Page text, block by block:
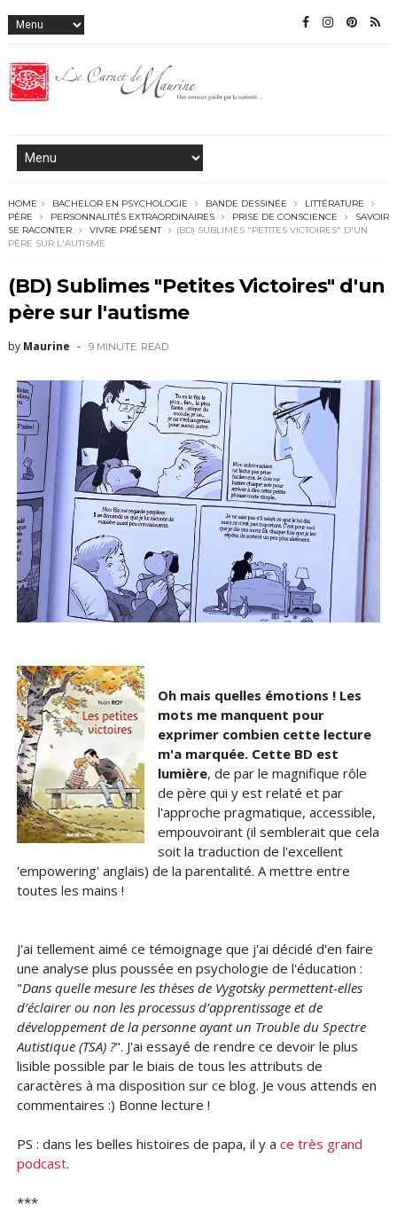
HOME BACHELOR EN PSYCHOLOGIE BANDE DESSINÉE
LITTÉRATURE
PÈRE
PERSONNALITÉS EXTRAORDINAIRES PRISE DE CONSCIENCE
SAVOIR
SE RACONTER
VIVRE PRÉSENT
(BD) SUBLIMES "PETITES VICTOIRES" D'UN
PÈRE SUR L'AUTISME
(BD) Sublimes "Petites Victoires" d'un
père sur l'autisme
by Maurine 9 MINUTE READ
Oh mais quelles émotions ! Les
mots me manquent pour
exprimer combien cette lecture
m'a marquée. Cette BD est
lumière, de par le magnifique rôle
de père qui y est relaté et par
l'approche pragmatique, accessible,
empouvoirant (il semblerait que cela
soit la traduction de l'excellent
'empowering' anglais) de la parentalité. A mettre entre
toutes les mains !
J'ai tellement aimé ce témoignage que j'ai décidé d'en faire
une analyse plus poussée en psychologie de l'éducation :
"Dans quelle mesure les thèses de Vygotsky permettent-elles
d’éclairer ou non les processus d’apprentissage et de
développement de la personne ayant un Trouble du Spectre
Autistique (TSA) ?". J'ai essayé de rendre ce devoir le plus
lisible possible par le biais de tous les attributs de
caractères à ma disposition sur ce blog. Je vous attends en
commentaires :) Bonne lecture !
PS : dans les belles histoires de papa, il y a ce très grand
podcast.
***